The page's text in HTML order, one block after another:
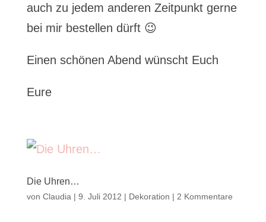
auch zu jedem anderen Zeitpunkt gerne
bei mir bestellen dürft 😉
Einen schönen Abend wünscht Euch
Eure
Die Uhren…
von Claudia | 9. Juli 2012 | Dekoration | 2 Kommentare